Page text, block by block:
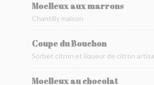
Moelleux aux marrons
Chantilly maison
Coupe du Bouchon
Sorbet citron et liqueur de citron
Moelleux au chocolat